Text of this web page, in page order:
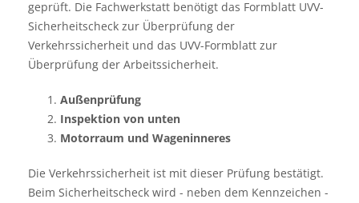
geprüft. Die Fachwerkstatt benötigt das Formblatt UVV-
Sicherheitscheck zur Überprüfung der
Verkehrssicherheit und das UVV-Formblatt zur
Überprüfung der Arbeitssicherheit.
Außenprüfung
Inspektion von unten
Motorraum und Wageninneres
Die Verkehrssicherheit ist mit dieser Prüfung bestätigt.
Beim Sicherheitscheck wird - neben dem Kennzeichen -